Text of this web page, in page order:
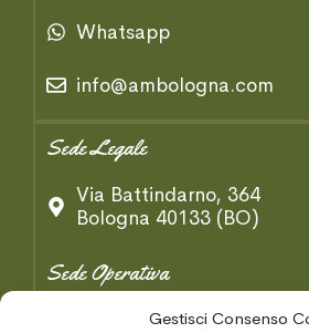
Gestisci Consenso
Whatsapp
info@ambologna.com
Sede Legale
Via Battindarno, 364
Bologna 40133 (BO)
Sede Operativa
Via B. Tosarelli, 334/2